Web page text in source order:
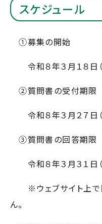
スケジュール
①募集の開始
令和８年３月１８日（
②質問書の受付期限
令和８年３月２７日
③質問書の回答期限
令和８年３月３１日
※ウェブサイト上で
ん。